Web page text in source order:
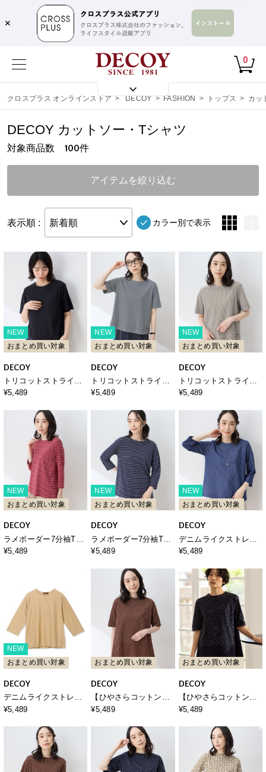
✕
0
クロスプラス オンラインストア > DECOY > FASHION > トップス > カッ
対象商品数 100件
DECOY カットソー・Tシャツ
アイテムを絞り込む
表示順 : 新着順 カラー別で表示
NEW
おまとめ買い対象
DECOY
トリコットストライプ5
分袖Tシャツ【接触冷
¥5,489
NEW
おまとめ買い対象
DECOY
トリコットストライプ5
分袖Tシャツ【接触冷
¥5,489
NEW
おまとめ買い対象
DECOY
トリコットストライプ5
分袖Tシャツ【接触冷
¥5,489
NEW
おまとめ買い対象
DECOY
ラメボーダー7分袖Tシ
ャツ
¥5,489
NEW
おまとめ買い対象
DECOY
ラメボーダー7分袖Tシ
ャツ
¥5,489
NEW
おまとめ買い対象
DECOY
デニムライクストレッ
チ7分袖カットプルオー
¥5,489
NEW
おまとめ買い対象
DECOY
デニムライクストレッ
チ7分袖カットプルオー
¥5,489
おまとめ買い対象
DECOY
【ひやさらコットン】
ドットプリント5分袖T
冷感・UVカット】
¥5,489
おまとめ買い対象
DECOY
【ひやさらコットン】
ドットプリント5分袖T
冷感・UVカット】
¥5,489